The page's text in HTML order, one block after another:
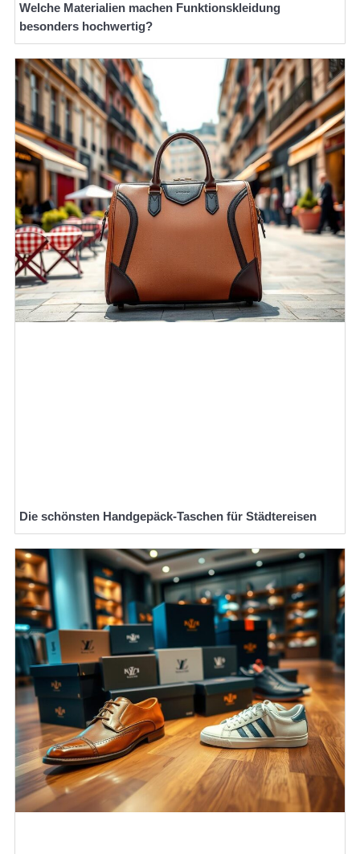
Welche Materialien machen Funktionskleidung
besonders hochwertig?
Die schönsten Handgepäck-Taschen für Städtereisen